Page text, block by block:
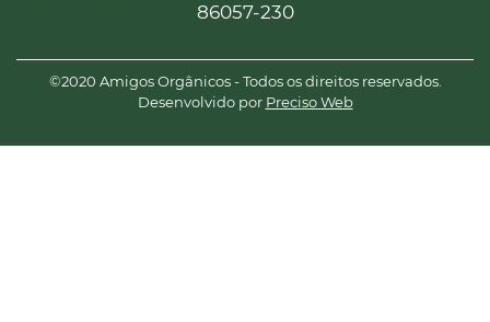
86057-230
©2020 Amigos Orgânicos - Todos os direitos reservados.
Desenvolvido por Preciso Web